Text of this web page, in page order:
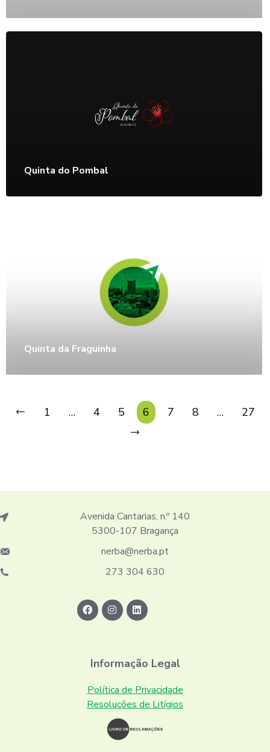
Quinta do Pombal
Quinta da Fraguinha
1 … 4 5 6 7 8 … 27
Avenida Cantarias, n.º 140
5300-107 Bragança
nerba@nerba.pt
273 304 630
Informação Legal
Política de Privacidade
Resoluções de Litígios